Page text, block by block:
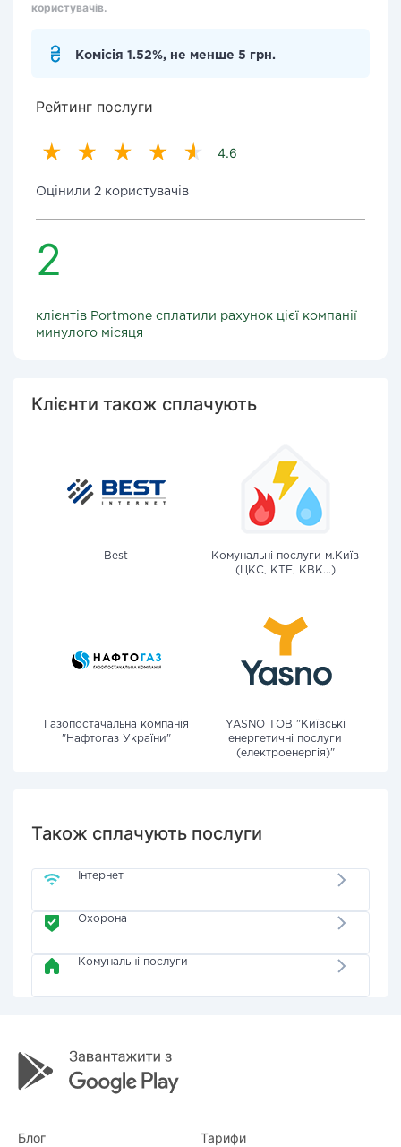
користувачів.
Комісія 1.52%, не менше 5 грн.
Рейтинг послуги
4.6
Оцінили 2 користувачів
2
клієнтів Portmone сплатили рахунок цієї компанії
минулого місяця
Клієнти також сплачують
Best
Комунальні послуги м.Київ
(ЦКС, КТЕ, КВК...)
Газопостачальна компанія
"Нафтогаз України"
YASNO ТОВ "Київські
енергетичні послуги
(електроенергія)"
Також сплачують послуги
Інтернет
Охорона
Комунальні послуги
Блог Тарифи